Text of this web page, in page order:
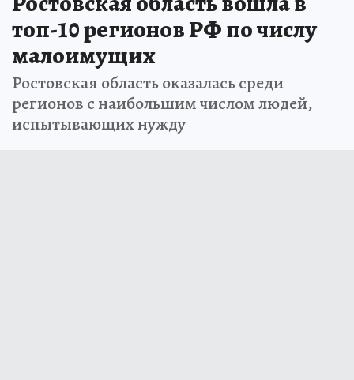
топ-10 регионов РФ по числу
малоимущих
Ростовская область оказалась среди
регионов с наибольшим числом людей,
испытывающих нужду